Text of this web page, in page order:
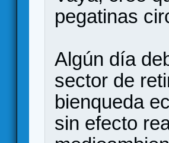
pegatinas
Algún día
sector de
bienqueda
sin efecto